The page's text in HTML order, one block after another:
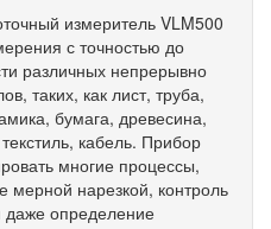
измеритель VLM500
с точностью до
различных непрерывно
таких, как лист, труба,
бумага, древесина,
кабель. Прибор
многие процессы,
мерной нарезкой, контроль
даже определение